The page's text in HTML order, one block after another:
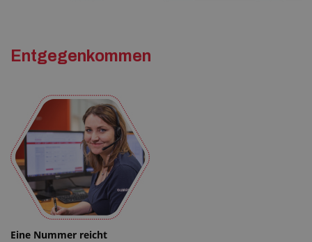
Entgegenkommen
Eine Nummer reicht